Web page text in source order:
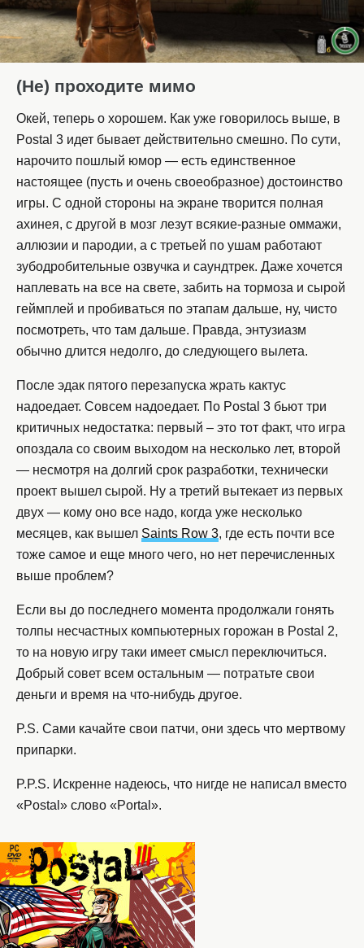
(Не) проходите мимо
Окей, теперь о хорошем. Как уже говорилось выше, в
Postal 3 идет бывает действительно смешно. По сути,
нарочито пошлый юмор — есть единственное
настоящее (пусть и очень своеобразное) достоинство
игры. С одной стороны на экране творится полная
ахинея, с другой в мозг лезут всякие-разные оммажи,
аллюзии и пародии, а с третьей по ушам работают
зубодробительные озвучка и саундтрек. Даже хочется
наплевать на все на свете, забить на тормоза и сырой
геймплей и пробиваться по этапам дальше, ну, чисто
посмотреть, что там дальше. Правда, энтузиазм
обычно длится недолго, до следующего вылета.
После эдак пятого перезапуска жрать кактус
надоедает. Совсем надоедает. По Postal 3 бьют три
критичных недостатка: первый – это тот факт, что игра
опоздала со своим выходом на несколько лет, второй
— несмотря на долгий срок разработки, технически
проект вышел сырой. Ну а третий вытекает из первых
двух — кому оно все надо, когда уже несколько
месяцев, как вышел Saints Row 3, где есть почти все
тоже самое и еще много чего, но нет перечисленных
выше проблем?
Если вы до последнего момента продолжали гонять
толпы несчастных компьютерных горожан в Postal 2,
то на новую игру таки имеет смысл переключиться.
Добрый совет всем остальным — потратьте свои
деньги и время на что-нибудь другое.
P.S. Сами качайте свои патчи, они здесь что мертвому
припарки.
P.P.S. Искренне надеюсь, что нигде не написал вместо
«Postal» слово «Portal».